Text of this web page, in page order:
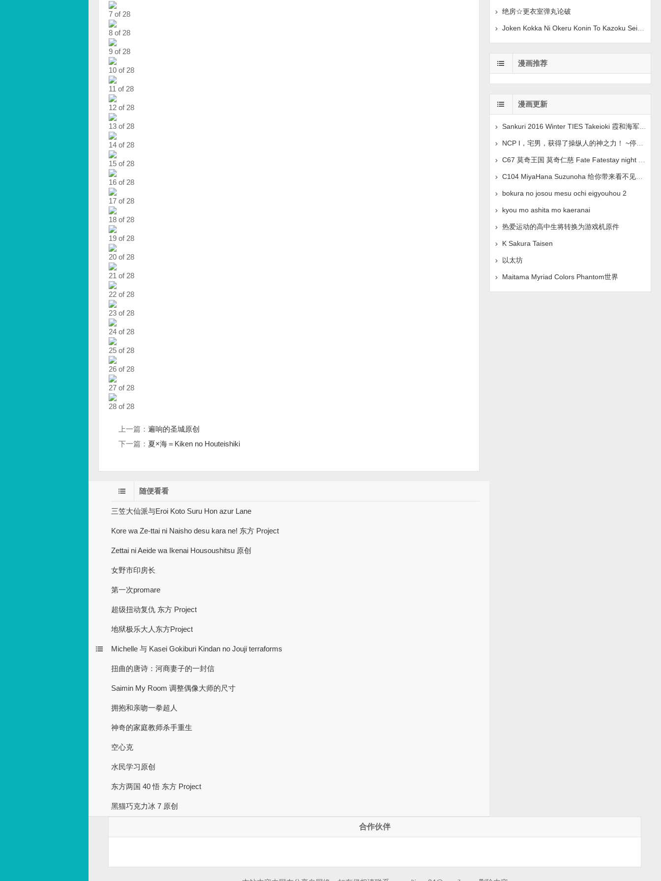
7 of 28
8 of 28
9 of 28
10 of 28
11 of 28
12 of 28
13 of 28
14 of 28
15 of 28
16 of 28
17 of 28
18 of 28
19 of 28
20 of 28
21 of 28
22 of 28
23 of 28
24 of 28
25 of 28
26 of 28
27 of 28
28 of 28
上一篇： 遍响的圣城原创
下一篇： 夏×海＝Kiken no Houteishiki
随便看看
三笠大仙派与Eroi Koto Suru Hon azur Lane
Kore wa Ze-ttai ni Naisho desu kara ne! 东方 Project
Zettai ni Aeide wa Ikenai Housoushitsu 原创
女野市印房长
第一次promare
超级扭动复仇 东方 Project
地狱极乐大人东方Project
Michelle 与 Kasei Gokiburi Kindan no Jouji terraforms
扭曲的唐诗：河商妻子的一封信
Saimin My Room 调整偶像大师的尺寸
拥抱和亲吻一拳超人
神奇的家庭教师杀手重生
空心克
水民学习原创
东方两国 40 悟 东方 Project
黑猫巧克力冰 7 原创
绝房☆更衣室弹丸论破
Joken Kokka Ni Okeru Konin To Kazoku Seikatsu 原创
漫画推荐
漫画更新
Sankuri 2016 Winter TIES Takeioki 霞和海军上将假装
NCP I，宅男，获得了操纵人的神之力！ ~停止、操纵、情绪控
C104 MiyaHana Suzunoha 给你带来看不见的乐趣 蓝色档
bokura no josou mesu ochi eigyouhou 2
kyou mo ashita mo kaeranai
热爱运动的高中生将转换为游戏机原件
K Sakura Taisen
以太坊
Maitama Myriad Colors Phantom世界
合作伙伴